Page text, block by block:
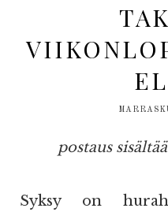
postaus
Syksy on